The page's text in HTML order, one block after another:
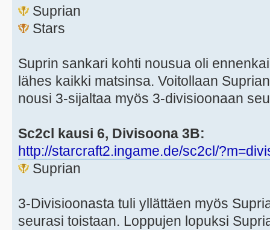
Suprian
Stars
Suprin sankari kohti nousua oli
lähes kaikki matsinsa. Voitollaan
nousi 3-sijaltaa myös 3-divisioonaan
Sc2cl kausi 6, Divisoona 3B:
http://starcraft2.ingame.de/sc2cl/
Suprian
3-Divisioonasta tuli yllättäen myös
seurasi toistaan. Loppujen lopuksi